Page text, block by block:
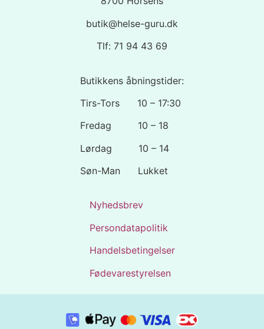
butik@helse-guru.dk
Tlf: 71 94 43 69
Butikkens åbningstider:
Tirs-Tors 10 – 17:30
Fredag 10 – 18
Lørdag 10 – 14
Søn-Man Lukket
Nyhedsbrev
Persondatapolitik
Handelsbetingelser
Fødevarestyrelsen